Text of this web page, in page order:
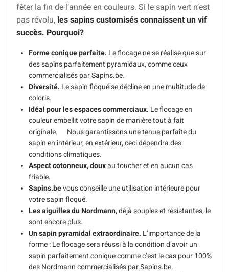
fêter la fin de l’année en couleurs. Si le sapin vert n’est
pas révolu, les sapins customisés connaissent un vif
succès. Pourquoi?
Forme conique parfaite. Le flocage ne se réalise que sur
des sapins parfaitement pyramidaux, comme ceux
commercialisés par Sapins.be.
Diversité. Le sapin floqué se décline en une multitude de
coloris.
Idéal pour les espaces commerciaux. Le flocage en
couleur embellit votre sapin de manière tout à fait
originale. Nous garantissons une tenue parfaite du
sapin en intérieur, en extérieur, ceci dépendra des
conditions climatiques.
Aspect cotonneux, douxau toucher et en aucun cas
friable.
Sapins.bevous conseille une utilisation intérieure pour
votre sapin floqué.
Les aiguilles du Nordmann,déjà souples et résistantes, le
sont encore plus.
Un sapin pyramidal extraordinaire. L’importance de la
forme : Le flocage sera réussi à la condition d’avoir un
sapin parfaitement conique comme c’est le cas pour 100%
des Nordmann commercialisés par Sapins.be.